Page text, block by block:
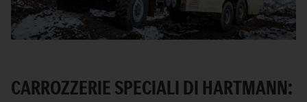
CARROZZERIE SPECIALI DI HARTMANN: